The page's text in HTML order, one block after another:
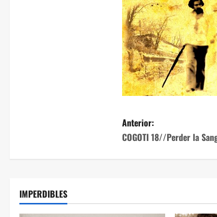
Anterior:
COGOTI 18//Perder la
IMPERDIBLES